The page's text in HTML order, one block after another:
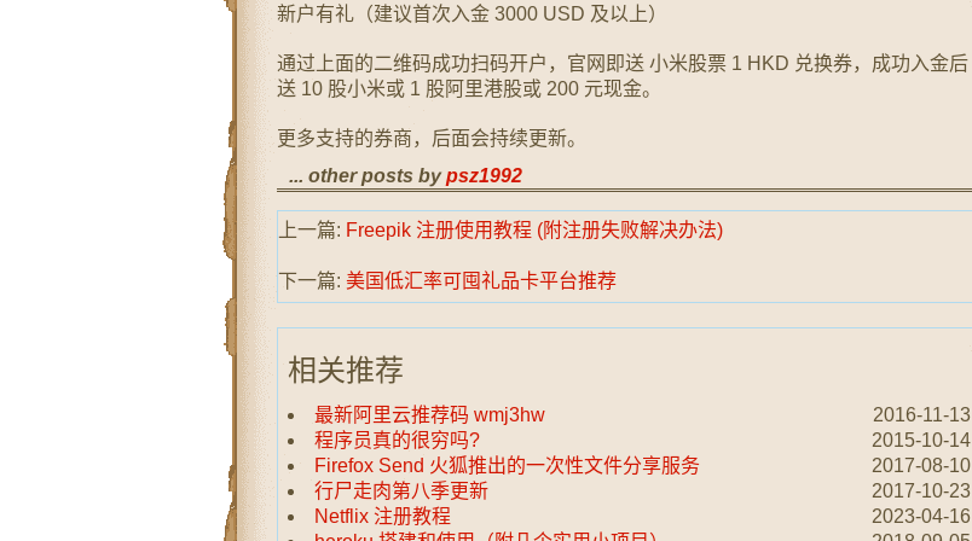
新户有礼（建议首次入金 3000 USD 及以上）
通过上面的二维码成功扫码开户，官网即送 小米股票 1 HKD 兑换券，成功入金后
送 10 股小米或 1 股阿里港股或 200 元现金。
更多支持的券商，后面会持续更新。
... other posts bypsz1992
上一篇: Freepik 注册使用教程 (附注册失败解决办法)
下一篇: 美国低汇率可囤礼品卡平台推荐
相关推荐
最新阿里云推荐码 wmj3hw
2016-11-13
程序员真的很穷吗?
2015-10-14
Firefox Send 火狐推出的一次性文件分享服务
2017-08-10
行尸走肉第八季更新
2017-10-23
Netflix 注册教程
2023-04-16